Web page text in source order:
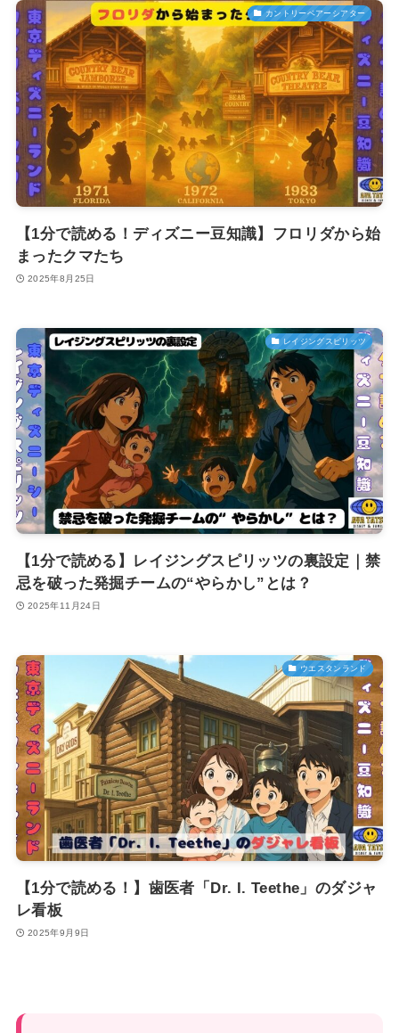
カントリーベアーシアター
【1分で読める！ディズニー豆知識】フロリダから始
まったクマたち
2025年8月25日
レイジングスピリッツ
【1分で読める】レイジングスピリッツの裏設定｜禁
忌を破った発掘チームの“やらかし”とは？
2025年11月24日
ウエスタンランド
【1分で読める！】歯医者「Dr. I. Teethe」のダジャ
レ看板
2025年9月9日